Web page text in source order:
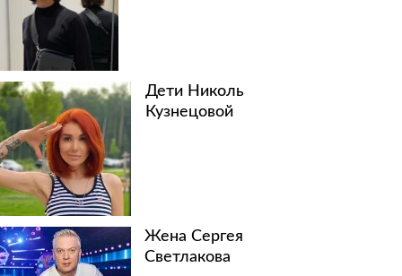
Дети Николь
Кузнецовой
Жена Сергея
Светлакова